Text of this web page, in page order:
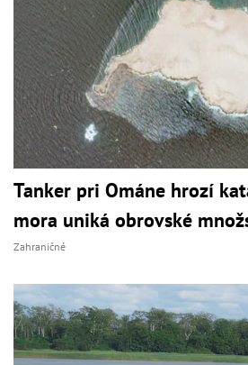
Tanker pri Ománe hrozí
mora uniká obrovské
Zahraničné